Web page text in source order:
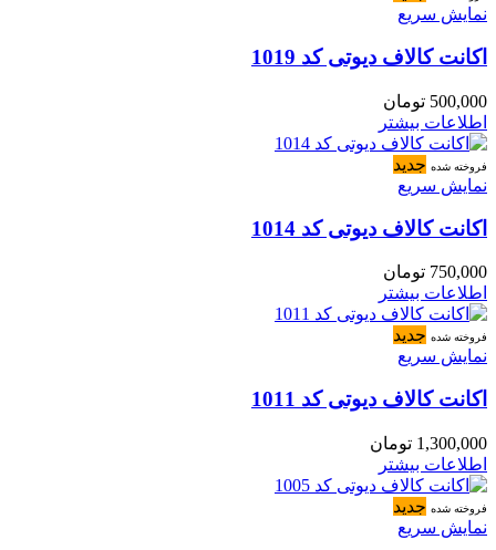
نمایش سریع
اکانت کالاف دیوتی کد 1019
500,000 تومان
اطلاعات بیشتر
فروخته شده جدید
نمایش سریع
اکانت کالاف دیوتی کد 1014
750,000 تومان
اطلاعات بیشتر
فروخته شده جدید
نمایش سریع
اکانت کالاف دیوتی کد 1011
1,300,000 تومان
اطلاعات بیشتر
فروخته شده جدید
نمایش سریع